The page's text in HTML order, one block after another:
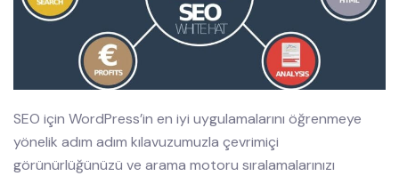
SEO için WordPress’in en iyi uygulamalarını öğrenmeye
yönelik adım adım kılavuzumuzla çevrimiçi
görünürlüğünüzü ve arama motoru sıralamalarınızı